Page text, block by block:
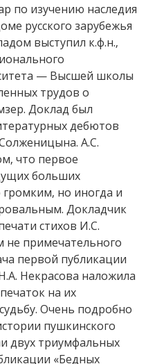
по изучению наследия
русского зарубежья
выступил к.ф.н.,
— Высшей школы
трудов о
Доклад был
дебютов
А.С.
что первое
больших
громким, но иногда и
Докладчик
стихов И.С.
не примечательного
первой публикации
Некрасова наложила
на их
Очень подробно
пушкинского
двух триумфальных
«Бедных